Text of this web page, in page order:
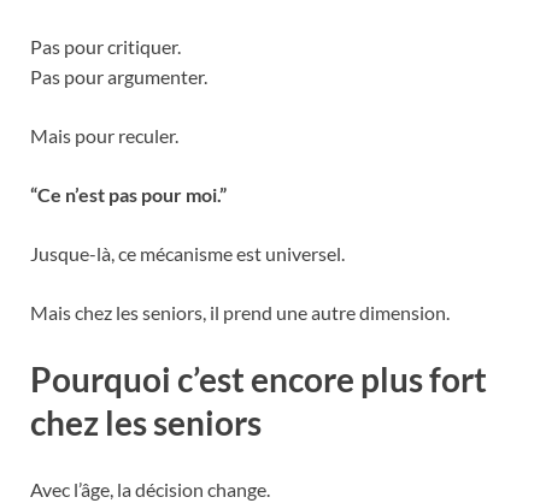
Pas pour critiquer.
Pas pour argumenter.
Mais pour reculer.
“Ce n’est pas pour moi.”
Jusque-là, ce mécanisme est universel.
Mais chez les seniors, il prend une autre dimension.
Pourquoi c’est encore plus fort
chez les seniors
Avec l’âge, la décision change.